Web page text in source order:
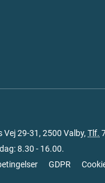
29-31, 2500 Valby, Tlf.
8.30 - 16.00.
GDPR